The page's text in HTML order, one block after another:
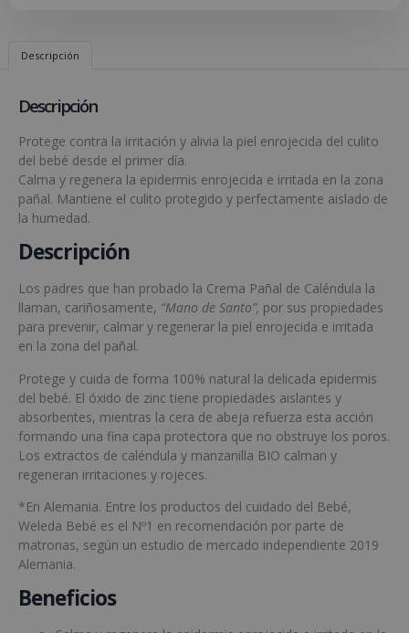
Descripción
Descripción
Protege contra la irritación y alivia la piel enrojecida del culito
del bebé desde el primer día.
Calma y regenera la epidermis enrojecida e irritada en la zona
pañal. Mantiene el culito protegido y perfectamente aislado de
la humedad.
Descripción
Los padres que han probado la Crema Pañal de Caléndula la
llaman, cariñosamente, “Mano de Santo”, por sus propiedades
para prevenir, calmar y regenerar la piel enrojecida e irritada
en la zona del pañal.
Protege y cuida de forma 100% natural la delicada epidermis
del bebé. El óxido de zinc tiene propiedades aislantes y
absorbentes, mientras la cera de abeja refuerza esta acción
formando una fina capa protectora que no obstruye los poros.
Los extractos de caléndula y manzanilla BIO calman y
regeneran irritaciones y rojeces.
*En Alemania. Entre los productos del cuidado del Bebé,
Weleda Bebé es el Nº1 en recomendación por parte de
matronas, según un estudio de mercado independiente 2019
Alemania.
Beneficios